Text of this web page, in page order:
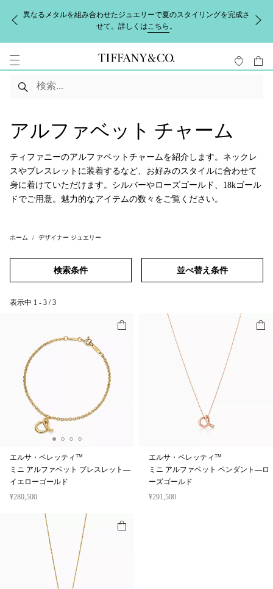
異なるメタルを組み合わせたジュエリーで夏のスタイリングを完成さ
せて。詳しくはこちら 。
アルファベット チャーム
ティファニーのアルファベットチャームを紹介します。ネックレ
スやブレスレットに装着するなど、お好みのスタイルに合わせて
身に着けていただけます。シルバーやローズゴールド、18kゴール
ドでご用意。魅力的なアイテムの数々をご覧ください。
ホーム デザイナー ジュエリー
検索条件 並べ替え条件
表示中 1 - 3 / 3
エルサ・ペレッティ™
ミニ アルファベット ブレスレット—
イエローゴールド
¥280,500
エルサ・ペレッティ™
ミニ アルファベット ペンダント—ロ
ーズゴールド
¥291,500